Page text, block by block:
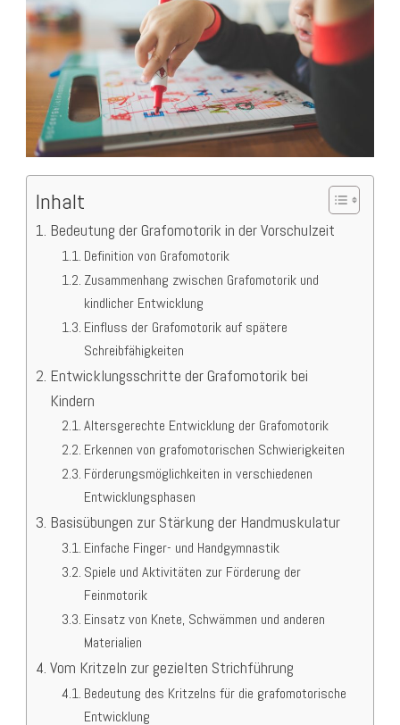
Inhalt
Bedeutung der Grafomotorik in der Vorschulzeit
Definition von Grafomotorik
Zusammenhang zwischen Grafomotorik und
kindlicher Entwicklung
Einfluss der Grafomotorik auf spätere
Schreibfähigkeiten
Entwicklungsschritte der Grafomotorik bei
Kindern
Altersgerechte Entwicklung der Grafomotorik
Erkennen von grafomotorischen Schwierigkeiten
Förderungsmöglichkeiten in verschiedenen
Entwicklungsphasen
Basisübungen zur Stärkung der Handmuskulatur
Einfache Finger- und Handgymnastik
Spiele und Aktivitäten zur Förderung der
Feinmotorik
Einsatz von Knete, Schwämmen und anderen
Materialien
Vom Kritzeln zur gezielten Strichführung
Bedeutung des Kritzelns für die grafomotorische
Entwicklung